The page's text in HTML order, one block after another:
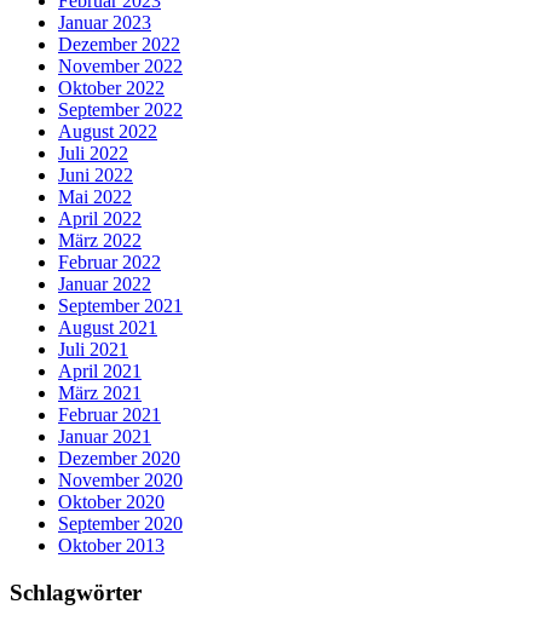
Januar 2023
Dezember 2022
November 2022
Oktober 2022
September 2022
August 2022
Juli 2022
Juni 2022
Mai 2022
April 2022
März 2022
Februar 2022
Januar 2022
September 2021
August 2021
Juli 2021
April 2021
März 2021
Februar 2021
Januar 2021
Dezember 2020
November 2020
Oktober 2020
September 2020
Oktober 2013
Schlagwörter